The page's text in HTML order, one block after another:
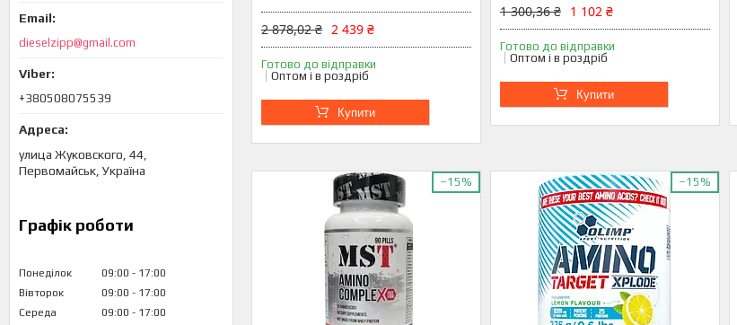
dieselzipp@gmail.com
+380508075539
улица Жуковского, 44,
Первомайськ, Україна
Графік роботи
Понеділок 09:00
17:00
Вівторок
09:00
17:00
Середа
09:00
17:00
2 878,02 ₴ 2 439 ₴
Готово до відправки
Оптом і в роздріб
Купити
1 300,36 ₴ 1 102 ₴
Готово до відправки
Оптом і в роздріб
Купити
–15% –15%